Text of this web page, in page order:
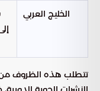
الخليج العربي
تتطلب هذه الظروف من